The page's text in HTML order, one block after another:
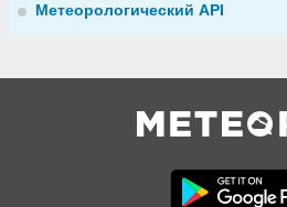
Метеорологический API